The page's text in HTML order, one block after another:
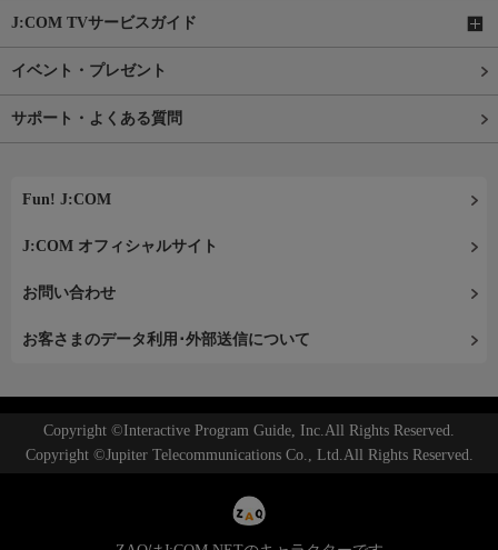
J:COM TVサービスガイド
イベント・プレゼント
サポート・よくある質問
Fun! J:COM
J:COM オフィシャルサイト
お問い合わせ
お客さまのデータ利用･外部送信について
Copyright ©Interactive Program Guide, Inc.All Rights Reserved.
Copyright ©Jupiter Telecommunications Co., Ltd.All Rights Reserved.